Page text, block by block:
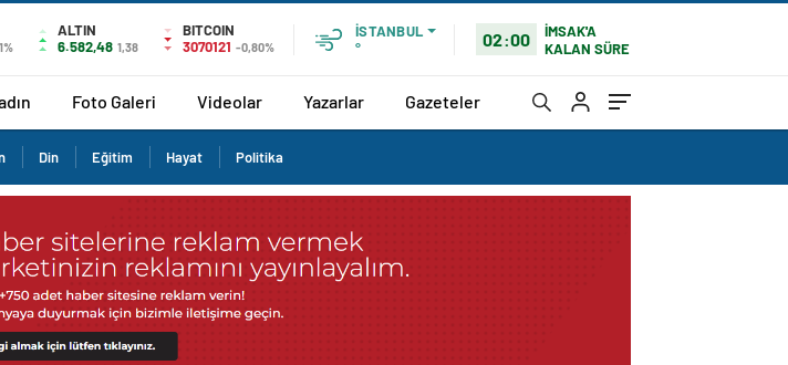
ALTIN
6.582,48 1,38
BITCOIN
3070121 -0,80%
İSTANBUL
°
02:00
İMSAK'A
KALAN SÜRE
Foto Galeri Videolar Yazarlar Gazeteler
Din Eğitim Hayat Politika